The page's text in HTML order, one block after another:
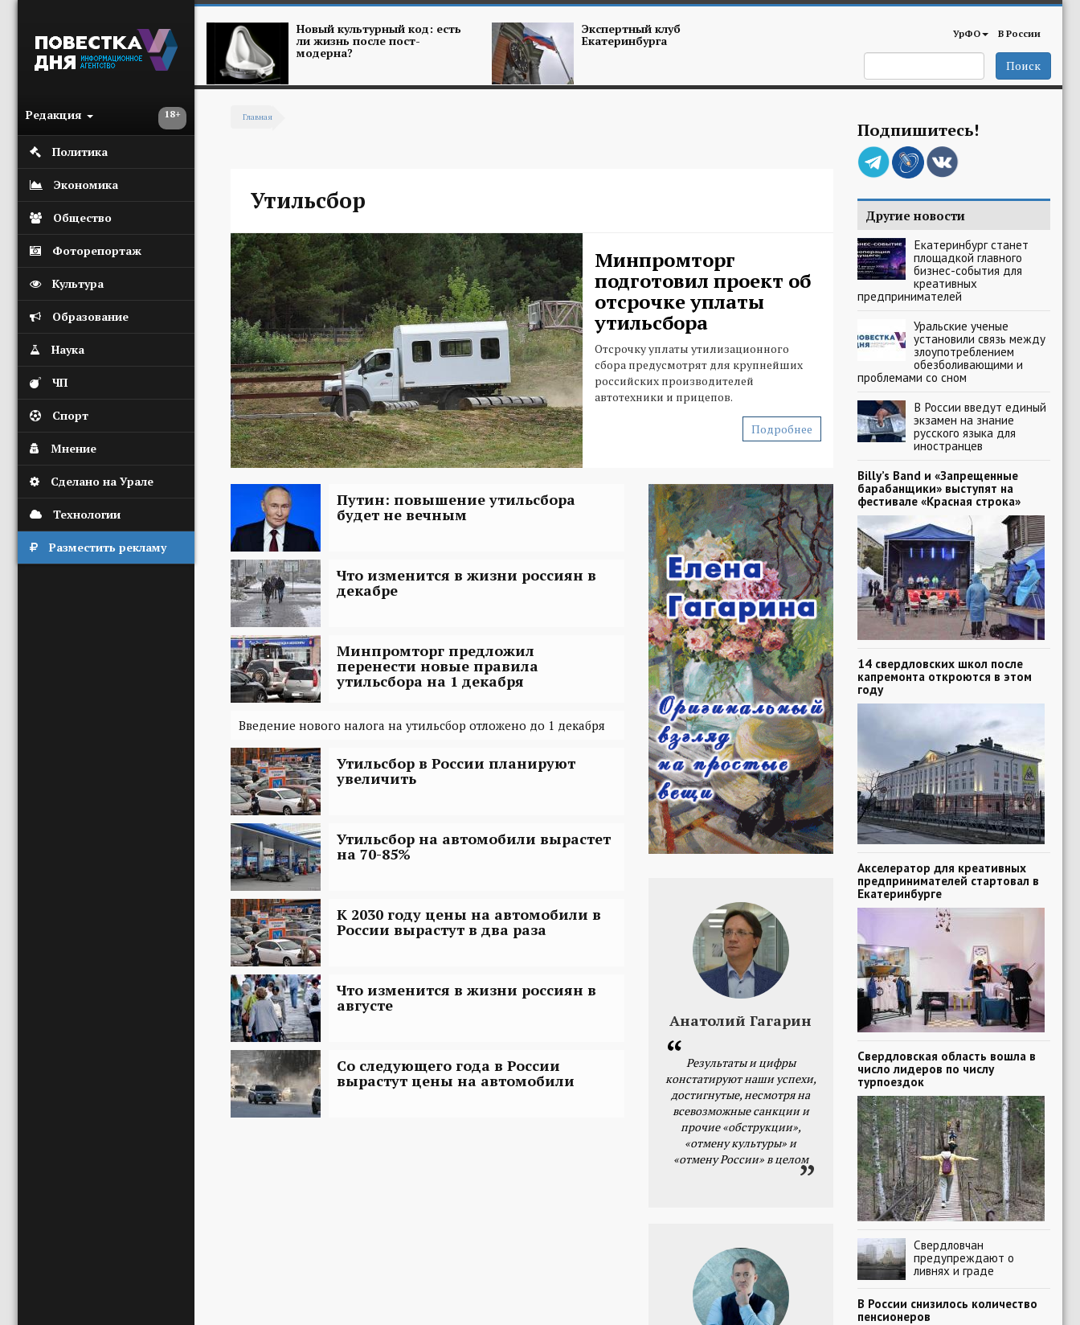
18+
Редакция
Политика
Экономика
Общество
Фоторепортаж
Культура
Образование
Наука
ЧП
Спорт
Мнение
Сделано на Урале
Технологии
Разместить рекламу
Новый культурный код: есть
ли жизнь после пост-
модерна?
Экспертный клуб
Екатеринбурга УрФО В России
Поиск
Главная
Утильсбор
Минпромторг
подготовил проект об
отсрочке уплаты
утильсбора
Отсрочку уплаты утилизационного
сбора предусмотрят для крупнейших
российских производителей
автотехники и прицепов.
Подробнее
Путин: повышение утильсбора
будет не вечным
Что изменится в жизни россиян в
декабре
Минпромторг предложил
перенести новые правила
утильсбора на 1 декабря
Введение нового налога на утильсбор отложено до 1 декабря
Утильсбор в России планируют
увеличить
Утильсбор на автомобили вырастет
на 70-85%
К 2030 году цены на автомобили в
России вырастут в два раза
Что изменится в жизни россиян в
августе
Со следующего года в России
вырастут цены на автомобили
Анатолий Гагарин
Результаты и цифры
констатируют наши успехи,
достигнутые, несмотря на
всевозможные санкции и
прочие «обструкции»,
«отмену культуры» и
«отмену России» в целом
Подпишитесь!
Другие новости
Екатеринбург станет
площадкой главного
бизнес-события для
креативных
предпринимателей
Уральские ученые
установили связь между
злоупотреблением
обезболивающими и
проблемами со сном
В России введут единый
экзамен на знание
русского языка для
иностранцев
Billy’s Band и «Запрещенные
барабанщики» выступят на
фестивале «Красная строка»
14 свердловских школ после
капремонта откроются в этом
году
Акселератор для креативных
предпринимателей стартовал в
Екатеринбурге
Свердловская область вошла в
число лидеров по числу
турпоездок
Свердловчан
предупреждают о
ливнях и граде
В России снизилось количество
пенсионеров